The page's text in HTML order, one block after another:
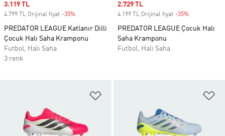
Sale price
3.119 TL
4.799 TL Orijinal fiyat -35%
PREDATOR LEAGUE Katlanır Dilli
Çocuk Halı Saha Kramponu
Futbol, Halı Saha
3 renk
Sale price
2.729 TL
4.199 TL Orijinal fiyat -35%
PREDATOR LEAGUE Çocuk Halı
Saha Kramponu
Futbol, Halı Saha